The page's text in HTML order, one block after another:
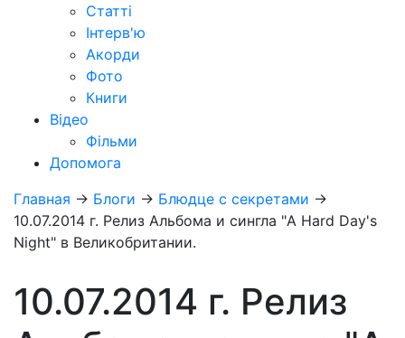
Статті
Інтерв'ю
Акорди
Фото
Книги
Відео
Фільми
Допомога
Главная → Блоги → Блюдце с секретами →
10.07.2014 г. Релиз Альбома и сингла "A Hard Day's
Night" в Великобритании.
10.07.2014 г. Релиз